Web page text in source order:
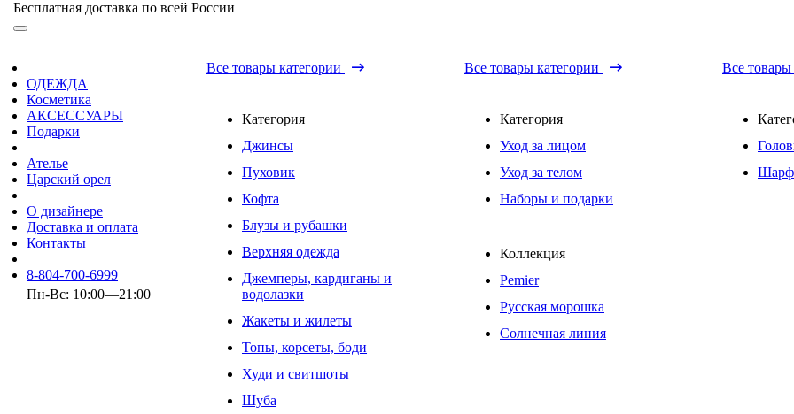
Бесплатная доставка по всей России
ОДЕЖДА
Косметика
АКСЕССУАРЫ
Подарки
Ателье
Царский орел
О дизайнере
Доставка и оплата
Контакты
8-804-700-6999
Пн-Вс: 10:00—21:00
Все товары категории
Категория
Джинсы
Пуховик
Кофта
Блузы и рубашки
Верхняя одежда
Джемперы, кардиганы и
водолазки
Жакеты и жилеты
Топы, корсеты, боди
Худи и свитшоты
Шуба
Все товары категории
Категория
Уход за лицом
Уход за телом
Наборы и подарки
Коллекция
Pemier
Русская морошка
Солнечная линия
Все